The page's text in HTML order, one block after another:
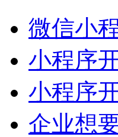
微信小
小程序
小程序
企业想